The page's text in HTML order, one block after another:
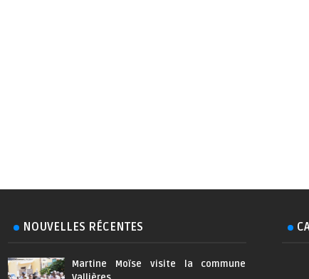
NOUVELLES RÉCENTES
Martine Moïse visite la commune